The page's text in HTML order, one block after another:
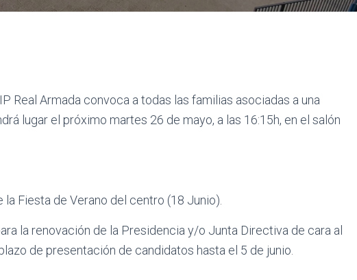
Real Armada convoca a todas las familias asociadas a una
lugar el próximo martes 26 de mayo, a las 16:15h, en el salón
Fiesta de Verano del centro (18 Junio).
la renovación de la Presidencia y/o Junta Directiva de cara al
de presentación de candidatos hasta el 5 de junio.